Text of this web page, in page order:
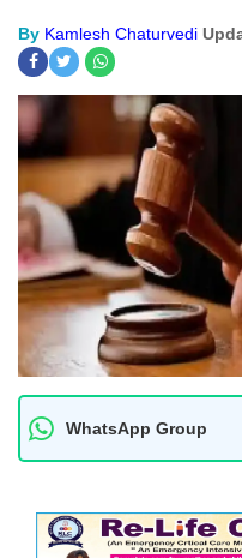
By Kamlesh Chaturvedi
WhatsApp Group